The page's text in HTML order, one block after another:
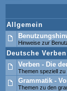
Allgemein
Hinweise zur
Deutsche Verben
Verben - Die
Themen speziell
Grammatik -
Themen zu den